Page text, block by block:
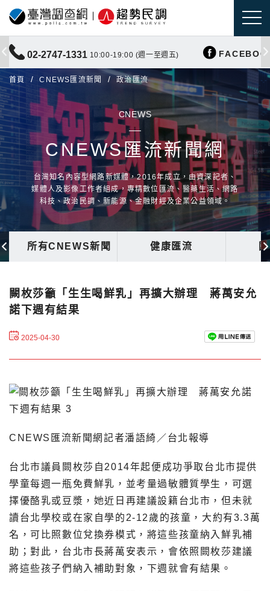
02-2747-1331 10:00-19:00 (週一至週五)
首頁 CNEWS匯流新聞 政治匯流
CNEWS
CNEWS匯流新聞網
台灣知名內容型網路新媒體，2016年成立，由資深記者、
媒體人及影像工作者組成，專精數位匯流、醫藥生活、網路
科技、政治民調、新能源、金融財經及企業公益領域。
所有CNEWS新聞 健康匯流
闕枚莎籲「生生喝鮮乳」再擴大辦理 蔣萬安允
諾下週有結果
2025-04-30
CNEWS匯流新聞網記者潘語綺／台北報導
台北市議員闕枚莎自2014年起便成功爭取台北市提供
學童每週一瓶免費鮮乳，並考量過敏體質學生，可選
擇優酪乳或豆漿，她近日再建議設籍台北市，但未就
讀台北學校或在家自學的2-12歲的孩童，大約有3.3萬
名，可比照數位兌換券模式，將這些孩童納入鮮乳補
助；對此，台北市長蔣萬安表示，會依照闕枚莎建議
將這些孩子們納入補助對象，下週就會有結果。